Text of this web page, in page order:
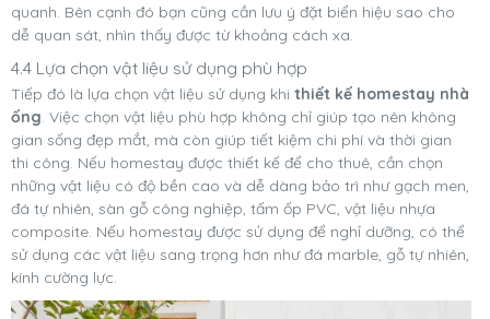
quanh. Bên cạnh đó bạn cũng cần lưu ý đặt biển hiệu sao cho
dễ quan sát, nhìn thấy được từ khoảng cách xa.
4.4 Lựa chọn vật liệu sử dụng phù hợp
Tiếp đó là lựa chọn vật liệu sử dụng khi thiết kế homestay nhà
ống . Việc chọn vật liệu phù hợp không chỉ giúp tạo nên không
gian sống đẹp mắt, mà còn giúp tiết kiệm chi phí và thời gian
thi công. Nếu homestay được thiết kế để cho thuê, cần chọn
những vật liệu có độ bền cao và dễ dàng bảo trì như gạch men,
đá tự nhiên, sàn gỗ công nghiệp, tấm ốp PVC, vật liệu nhựa
composite. Nếu homestay được sử dụng để nghỉ dưỡng, có thể
sử dụng các vật liệu sang trọng hơn như đá marble, gỗ tự nhiên,
kính cường lực.